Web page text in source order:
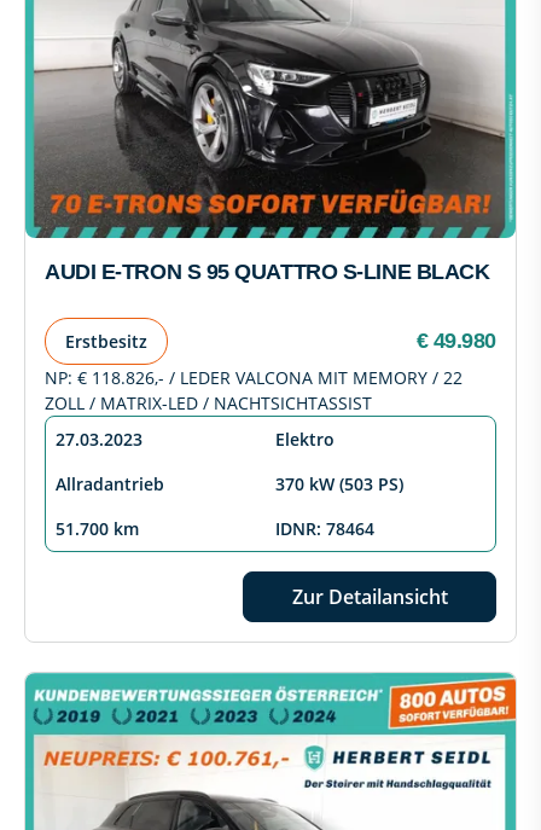
AUDI E-TRON S 95 QUATTRO S-LINE BLACK
Erstbesitz € 49.980
NP: € 118.826,- / LEDER VALCONA MIT MEMORY / 22
ZOLL / MATRIX-LED / NACHTSICHTASSIST
27.03.2023
Elektro
Allradantrieb
370 kW (503 PS)
51.700 km
IDNR: 78464
Zur Detailansicht